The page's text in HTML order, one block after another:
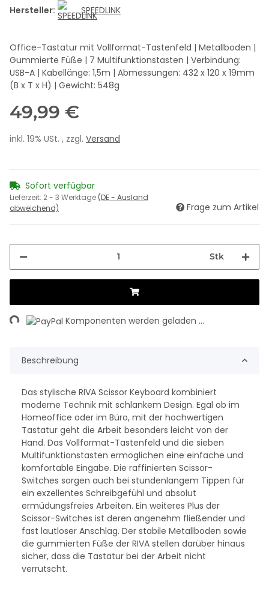
Hersteller:
SPEEDLINK
Office-Tastatur mit Vollformat-Tastenfeld | Metallboden |
Gummierte Füße | 7 Multifunktionstasten | Verbindung:
USB-A | Kabellänge: 1,5m | Abmessungen: 432 x 120 x 19mm
(B x T x H) | Gewicht: 548g
49,99 €
inkl. 19% USt. , zzgl. Versand
Sofort verfügbar
Lieferzeit: 2 - 3 Werktage (DE - Ausland
abweichend)
Frage zum Artikel
Stk
Komponenten werden geladen ...
Beschreibung
Das stylische RIVA Scissor Keyboard kombiniert
moderne Technik mit schlankem Design. Egal ob im
Homeoffice oder im Büro, mit der hochwertigen
Tastatur geht die Arbeit besonders leicht von der
Hand. Das Vollformat-Tastenfeld und die sieben
Multifunktionstasten ermöglichen eine einfache und
komfortable Eingabe. Die raffinierten Scissor-
Switches sorgen auch bei stundenlangem Tippen für
ein exzellentes Schreibgefühl und absolut
ermüdungsfreies Arbeiten. Ein weiteres Plus der
Scissor-Switches ist deren angenehm fließender und
fast lautloser Anschlag. Der stabile Metallboden sowie
die gummierten Füße der RIVA stellen darüber hinaus
sicher, dass die Tastatur bei der Arbeit nicht
verrutscht.